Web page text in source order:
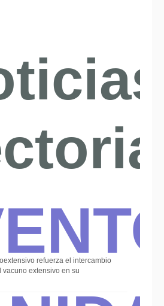
refuerza el intercambio
extensivo en su